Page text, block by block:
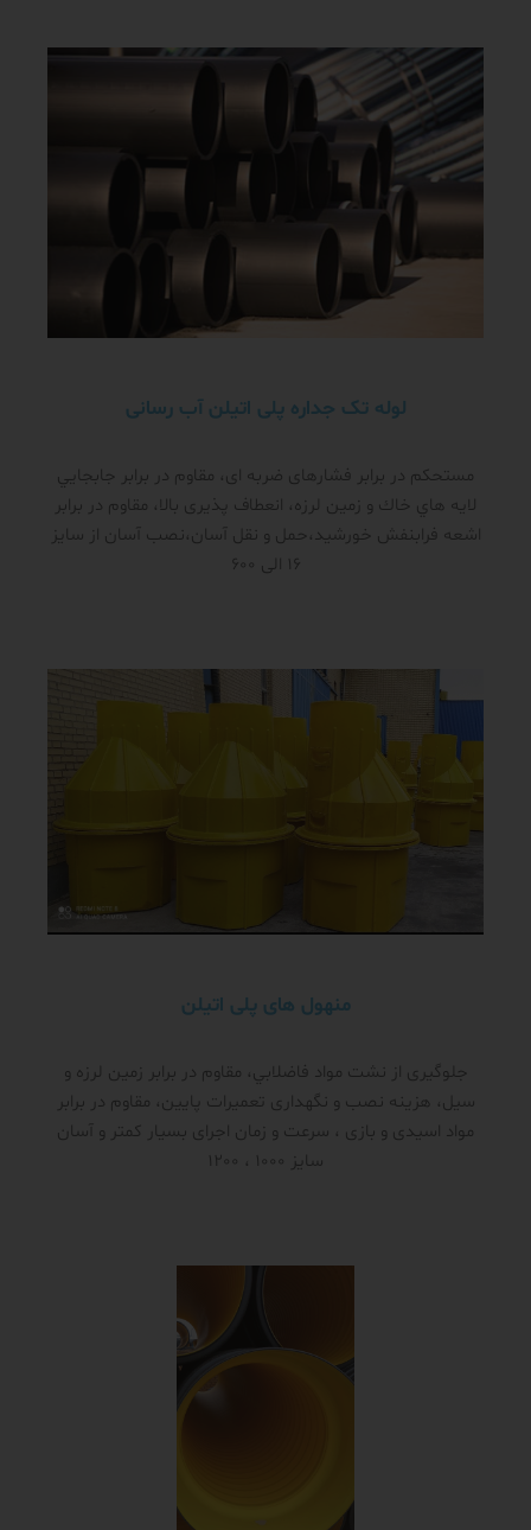
لوله تک جداره پلی اتیلن آب رسانی
مستحکم در برابر فشار‌های ضربه ای، مقاوم در برابر جابجايي
لايه هاي خاك و زمين لرزه، انعطاف پذیری بالا، مقاوم در برابر
اشعه فرابنفش خورشید،حمل و نقل آسان،نصب آسان از سایز
16 الی 600
منهول های پلی اتیلن
جلوگیری از نشت مواد فاضلابي، مقاوم در برابر زمین لرزه و
سیل، هزینه نصب و نگهداری تعمیرات پایین، مقاوم در برابر
مواد اسیدی و بازی ، سرعت و زمان اجرای بسیار کمتر و آسان
سایز 1000 ، 1200